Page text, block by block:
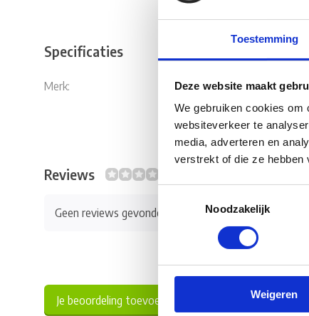
Toestemming
Deze website maakt
We gebruiken cookies om
websiteverkeer te
media, adverteren en
verstrekt of die ze hebben
Noodzakelijk
Weigeren
Specificaties
Merk: Truma
Reviews
Geen reviews gevonden
Je beoordeling toevoegen